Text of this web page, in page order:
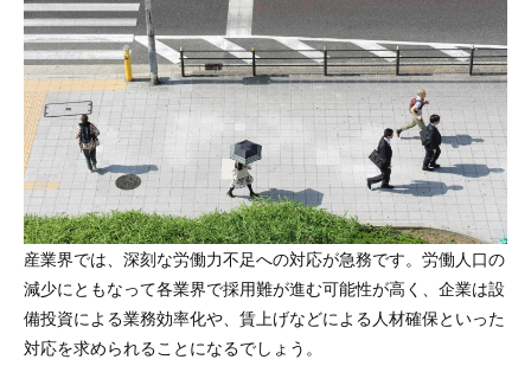
産業界では、深刻な労働力不足への対応が急務です。労働人口の
減少にともなって各業界で採用難が進む可能性が高く、企業は設
備投資による業務効率化や、賃上げなどによる人材確保といった
対応を求められることになるでしょう。